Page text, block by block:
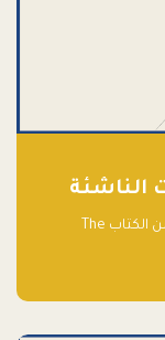
حددنا لكم أهم ٢٥ نقطة في هذه الرحلة مقتبسة من الكتاب The